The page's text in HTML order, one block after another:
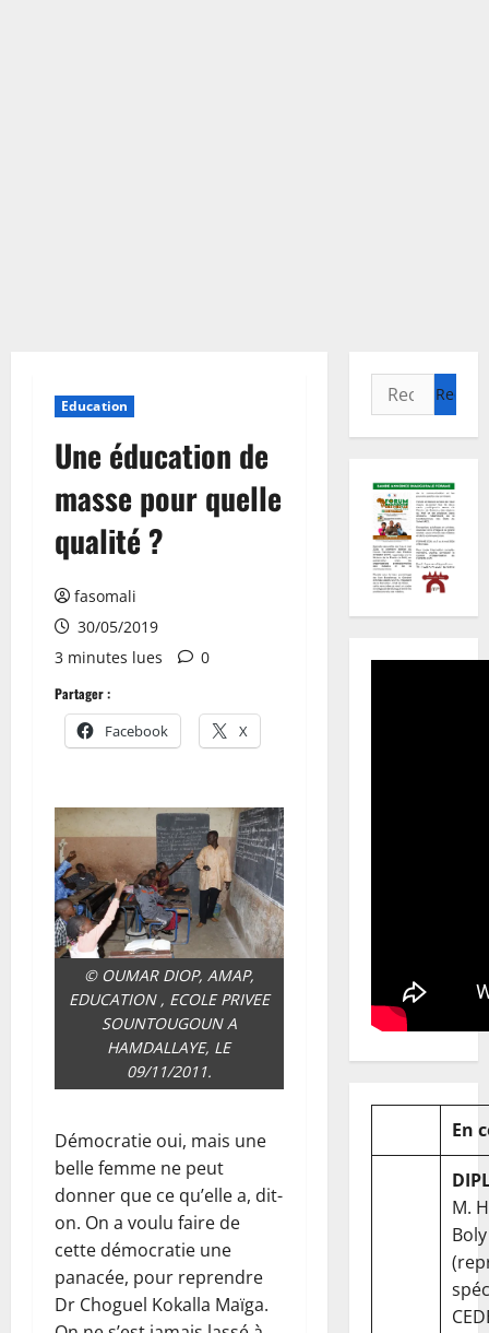
Education
Une éducation de
masse pour quelle
qualité ?
fasomali
30/05/2019
3 minutes lues
0
Partager :
Facebook X
© OUMAR DIOP, AMAP,
EDUCATION , ECOLE PRIVEE
SOUNTOUGOUN A
HAMDALLAYE, LE
09/11/2011.
Démocratie oui, mais une
belle femme ne peut
donner que ce qu’elle a, dit-
on. On a voulu faire de
cette démocratie une
panacée, pour reprendre
Dr Choguel Kokalla Maïga.
Rechercher :
En
M.
Boly